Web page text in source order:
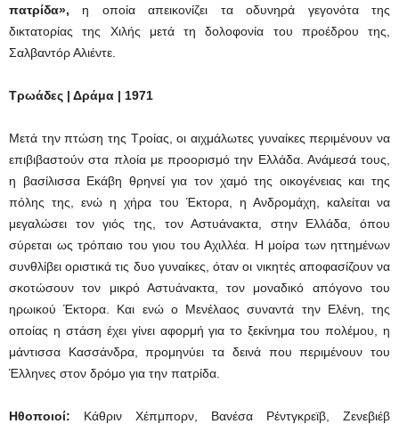
πατρίδα», η οποία απεικονίζει τα οδυνηρά γεγονότα της
δικτατορίας της Χιλής μετά τη δολοφονία του προέδρου της,
Σαλβαντόρ Αλιέντε.
Τρωάδες | Δράμα | 1971
Μετά την πτώση της Τροίας, οι αιχμάλωτες γυναίκες περιμένουν να
επιβιβαστούν στα πλοία με προορισμό την Ελλάδα. Ανάμεσά τους,
η βασίλισσα Εκάβη θρηνεί για τον χαμό της οικογένειας και της
πόλης της, ενώ η χήρα του Έκτορα, η Ανδρομάχη, καλείται να
μεγαλώσει τον γιός της, τον Αστυάνακτα, στην Ελλάδα, όπου
σύρεται ως τρόπαιο του γιου του Αχιλλέα. Η μοίρα των ηττημένων
συνθλίβει οριστικά τις δυο γυναίκες, όταν οι νικητές αποφασίζουν να
σκοτώσουν τον μικρό Αστυάνακτα, τον μοναδικό απόγονο του
ηρωικού Έκτορα. Και ενώ ο Μενέλαος συναντά την Ελένη, της
οποίας η στάση έχει γίνει αφορμή για το ξεκίνημα του πολέμου, η
μάντισσα Κασσάνδρα, προμηνύει τα δεινά που περιμένουν του
Έλληνες στον δρόμο για την πατρίδα.
Ηθοποιοί: Κάθριν Χέπμπορν, Βανέσα Ρέντγκρεϊβ, Ζενεβιέβ